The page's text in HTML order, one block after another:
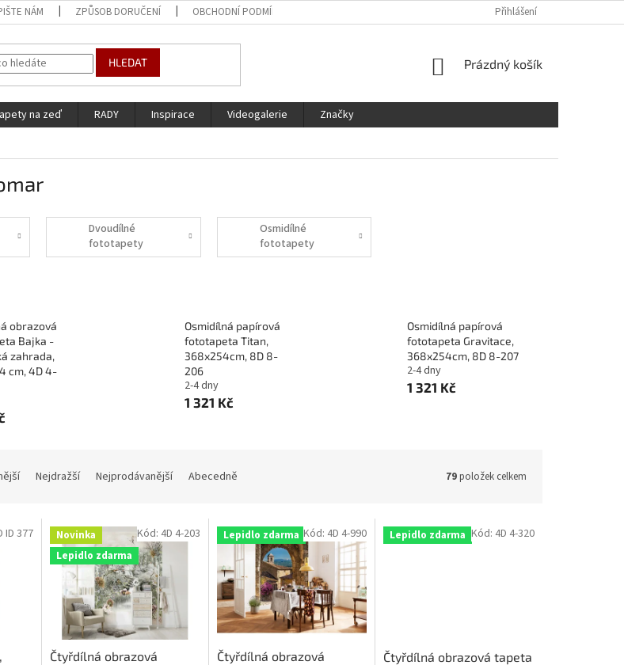
NÁM ZPŮSOB DORUČENÍ OBCHODNÍ PODMÍNKY KDE NÁS NAJDETE
Přihlášení
HLEDAT
NÁKUPNÍ
Prázdný košík
na zeď RADY Inspirace Videogalerie
Značky
Dvoudílné
fototapety
Osmidílné
fototapety
obrazová
Bajka -
zahrada,
cm, 4D 4-
Osmidílná papírová
fototapeta Titan,
368x254cm, 8D 8-
206
2-4 dny
1 321 Kč
Osmidílná papírová
fototapeta Gravitace,
368x254cm, 8D 8-207
2-4 dny
1 321 Kč
Nejdražší Nejprodávanější Abecedně 79položek celkem
ID 377
Novinka
Lepidlo zdarma
Čtyřdílná obrazová
Kód: 4D 4-203 Lepidlo zdarma
Čtyřdílná obrazová
Kód: 4D 4-990 Lepidlo zdarma
Čtyřdílná obrazová tapeta
Kód: 4D 4-320